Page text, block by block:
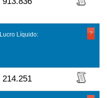
Lucro Líquido:
214.251